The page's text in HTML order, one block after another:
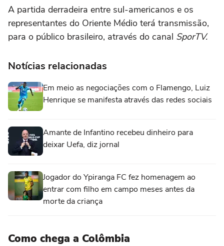
A partida derradeira entre sul-americanos e os
representantes do Oriente Médio terá transmissão,
para o público brasileiro, através do canal SporTV.
Notícias relacionadas
Em meio as negociações com o Flamengo, Luiz
Henrique se manifesta através das redes sociais
Amante de Infantino recebeu dinheiro para
deixar Uefa, diz jornal
Jogador do Ypiranga FC fez homenagem ao
entrar com filho em campo meses antes da
morte da criança
Como chega a Colômbia